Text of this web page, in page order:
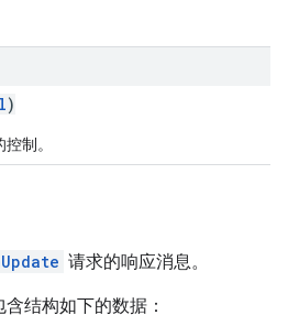
)
制。
请求的响应消息。
结构如下的数据：